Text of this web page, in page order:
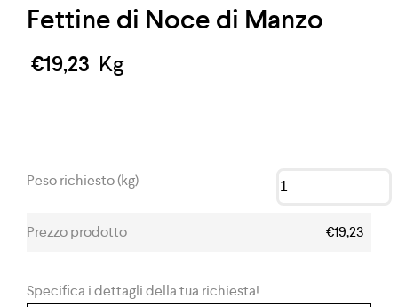
Fettine di Noce di Manzo
€19,23 Kg
Peso richiesto (kg)
Prezzo prodotto €19,23
Specifica i dettagli della tua richiesta!